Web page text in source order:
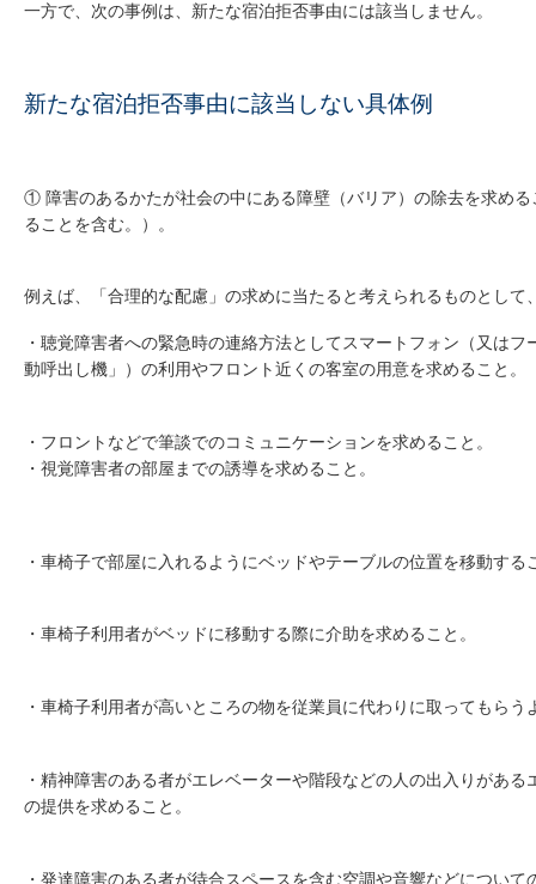
一方で、次の事例は、新たな宿泊拒否事由には該当しません。
新たな宿泊拒否事由に該当しない具体例
① 障害のあるかたが社会の中にある障壁（バリア）の除去を求め
ることを含む。）。
例えば、「合理的な配慮」の求めに当たると考えられるものとして
・聴覚障害者への緊急時の連絡方法としてスマートフォン（又は
動呼出し機」）の利用やフロント近くの客室の用意を求めること。
・フロントなどで筆談でのコミュニケーションを求めること。
・視覚障害者の部屋までの誘導を求めること。
・車椅子で部屋に入れるようにベッドやテーブルの位置を移動する
・車椅子利用者がベッドに移動する際に介助を求めること。
・車椅子利用者が高いところの物を従業員に代わりに取ってもらう
・精神障害のある者がエレベーターや階段などの人の出入りがあ
の提供を求めること。
・発達障害のある者が待合スペースを含む空調や音響などについ